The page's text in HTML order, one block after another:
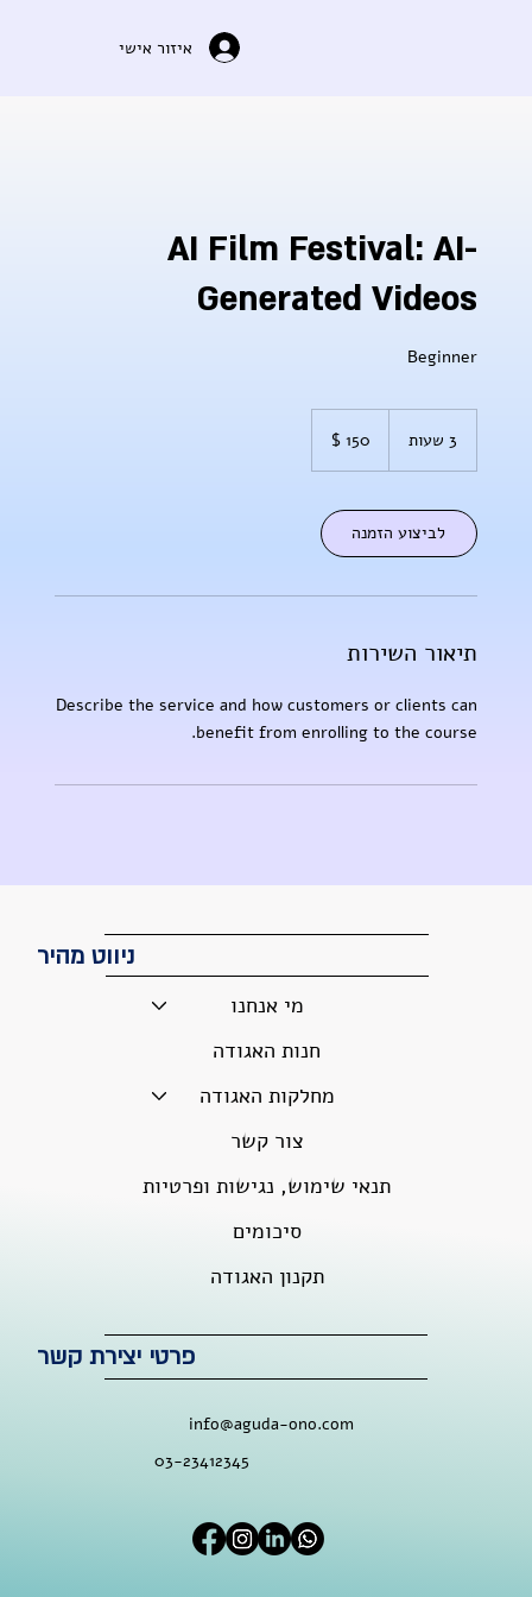
איזור אישי
AI Film Festival: AI-
Generated Videos
Beginner
3 שעות
ו
ת
אמריקאי
לביצוע הזמנה
תיאור השירות
Describe the service and how customers or clients can
benefit from enrolling to the course.
ניווט מהיר
מי אנחנו
חנות האגודה
מחלקות האגודה
צור קשר
תנאי שימוש, נגישות ופרטיות
סיכומים
תקנון האגודה
פרטי יצירת קשר
info@aguda-ono.com
03-23412345